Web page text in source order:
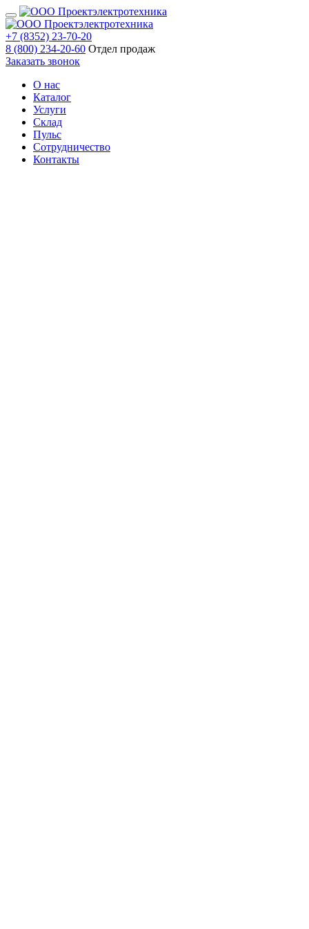
+7 (8352) 23-70-20
8 (800) 234-20-60 Отдел продаж
Заказать звонок
О нас
Каталог
Услуги
Склад
Пульс
Сотрудничество
Контакты